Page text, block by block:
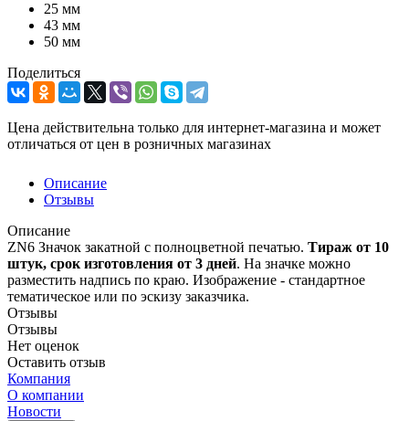
25 мм
43 мм
50 мм
Поделиться
Цена действительна только для интернет-магазина и может
отличаться от цен в розничных магазинах
Описание
Отзывы
Описание
ZN6 Значок закатной с полноцветной печатью. Тираж от 10
штук, срок изготовления от 3 дней. На значке можно
разместить надпись по краю. Изображение - стандартное
тематическое или по эскизу заказчика.
Отзывы
Отзывы
Нет оценок
Оставить отзыв
Компания
О компании
Новости